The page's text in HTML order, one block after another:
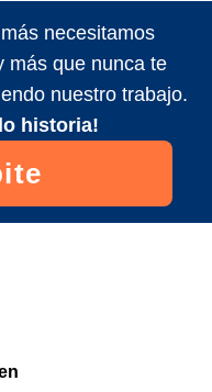
necesitamos
más que nunca te
nuestro trabajo.
historia!